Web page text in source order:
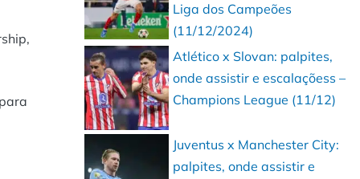
Liga dos Campeões
(11/12/2024)
Atlético x Slovan: palpites,
onde assistir e escalaçõess –
Champions League (11/12)
Juventus x Manchester City:
palpites, onde assistir e